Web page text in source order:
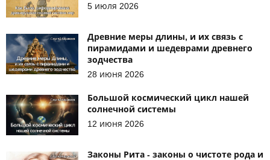
5 июля 2026
Древние меры длины, и их связь с
пирамидами и шедеврами древнего
зодчества
28 июня 2026
Большой космический цикл нашей
солнечной системы
12 июня 2026
Законы Рита - законы о чистоте рода и